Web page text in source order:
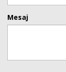
Mesaj